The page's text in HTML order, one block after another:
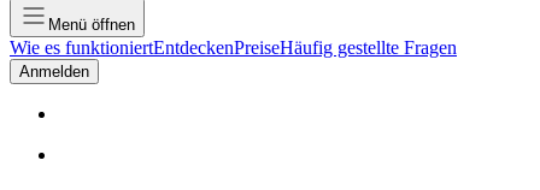
Menü öffnen
Wie es funktioniertEntdeckenPreiseHäufig gestellte Fragen
Anmelden